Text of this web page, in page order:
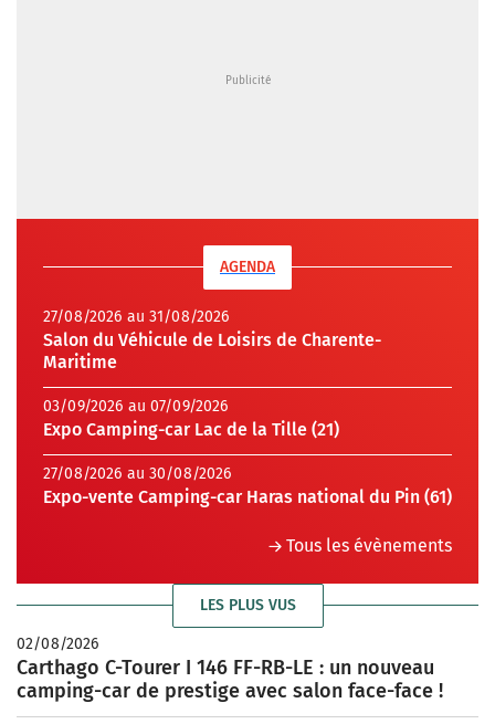
AGENDA
27/08/2026 au 31/08/2026
Salon du Véhicule de Loisirs de Charente-
Maritime
03/09/2026 au 07/09/2026
Expo Camping-car Lac de la Tille (21)
27/08/2026 au 30/08/2026
Expo-vente Camping-car Haras national du Pin (61)
Tous les évènements
LES PLUS VUS
02/08/2026
Carthago C-Tourer I 146 FF-RB-LE : un nouveau
camping-car de prestige avec salon face-face !